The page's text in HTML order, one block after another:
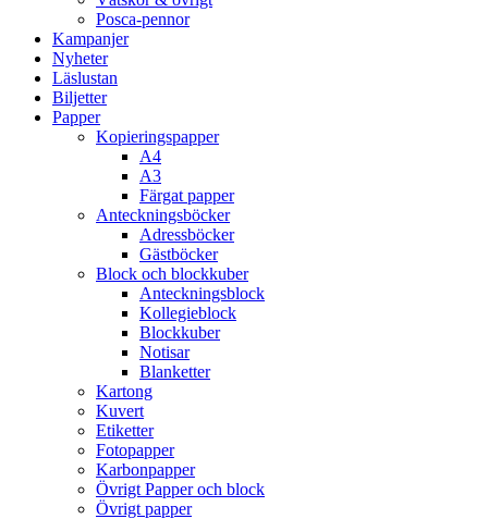
Posca-pennor
Kampanjer
Nyheter
Läslustan
Biljetter
Papper
Kopieringspapper
A4
A3
Färgat papper
Anteckningsböcker
Adressböcker
Gästböcker
Block och blockkuber
Anteckningsblock
Kollegieblock
Blockkuber
Notisar
Blanketter
Kartong
Kuvert
Etiketter
Fotopapper
Karbonpapper
Övrigt Papper och block
Övrigt papper